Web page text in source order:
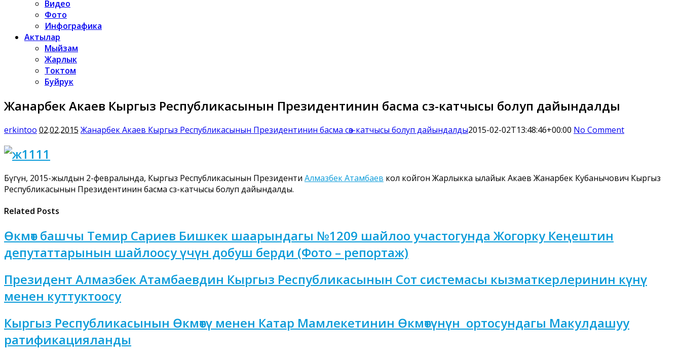
Видео
Фото
Инфографика
Актылар
Мыйзам
Жарлык
Токтом
Буйрук
Жанарбек Акаев Кыргыз Республикасынын Президентинин басма сөз-катчысы болуп дайындалды
erkintoo 02.02.2015 Жанарбек Акаев Кыргыз Республикасынын Президентинин басма сөз-катчысы болуп дайындалды2015-02-02T13:48:46+00:00 No Comment
Бүгүн, 2015-жылдын 2-февралында, Кыргыз Республикасынын Президенти Алмазбек Атамбаев кол койгон Жарлыкка ылайык Акаев Жанарбек Кубанычович Кыргыз
Республикасынын Президентинин басма сөз-катчысы болуп дайындалды.
Related Posts
Өкмөт башчы Темир Сариев Бишкек шаарындагы №1209 шайлоо участогунда Жогорку Кеңештин
депутаттарынын шайлоосу үчүн добуш берди (Фото – репортаж)
Президент Алмазбек Атамбаевдин Кыргыз Республикасынын Сот системасы кызматкерлеринин күнү
менен куттуктоосу
Кыргыз Республикасынын Өкмөтү менен Катар Мамлекетинин Өкмөтүнүн ортосундагы Макулдашуу
ратификацияланды